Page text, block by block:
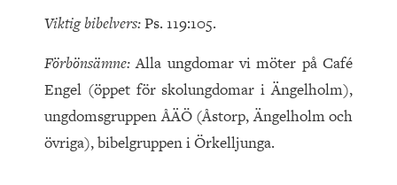
Viktig bibelvers:Ps. 119:105.
Förbönsämne:Alla ungdomar vi möter på Café
Engel (öppet för skolungdomar i Ängelholm),
ungdomsgruppen ÅÄÖ (Åstorp, Ängelholm och
övriga), bibelgruppen i Örkelljunga.